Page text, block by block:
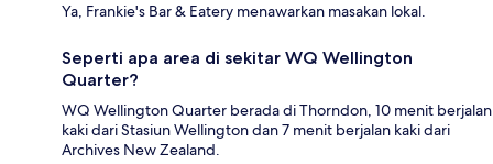
Ya, Frankie's Bar & Eatery menawarkan masakan lokal.
Seperti apa area di sekitar WQ Wellington
Quarter?
WQ Wellington Quarter berada di Thorndon, 10 menit berjalan
kaki dari Stasiun Wellington dan 7 menit berjalan kaki dari
Archives New Zealand.